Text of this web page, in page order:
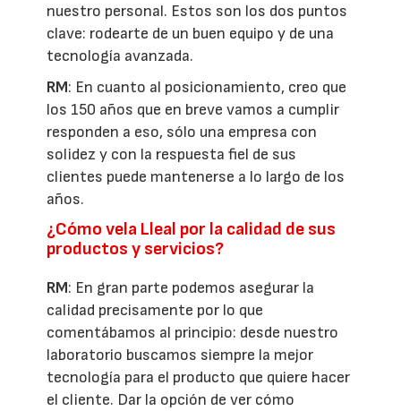
nuestro personal. Estos son los dos puntos
clave: rodearte de un buen equipo y de una
tecnología avanzada.
RM: En cuanto al posicionamiento, creo que
los 150 años que en breve vamos a cumplir
responden a eso, sólo una empresa con
solidez y con la respuesta fiel de sus
clientes puede mantenerse a lo largo de los
años.
¿Cómo vela Lleal por la calidad de sus
productos y servicios?
RM: En gran parte podemos asegurar la
calidad precisamente por lo que
comentábamos al principio: desde nuestro
laboratorio buscamos siempre la mejor
tecnología para el producto que quiere hacer
el cliente. Dar la opción de ver cómo